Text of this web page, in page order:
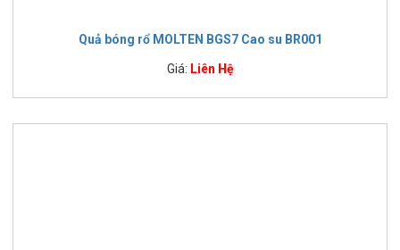
Quả bóng rổ MOLTEN BGS7 Cao su BR001
Giá: Liên Hệ